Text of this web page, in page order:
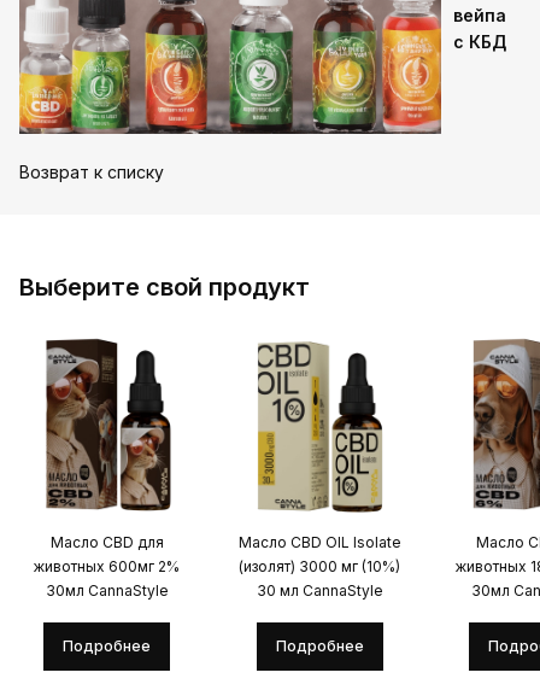
вейпа
с КБД
Возврат к списку
Выберите свой продукт
Масло CBD для
животных 600мг 2%
30мл CannaStyle
Подробнее
Масло CBD OIL Isolate
(изолят) 3000 мг (10%)
30 мл CannaStyle
Подробнее
Масло
животных
30мл